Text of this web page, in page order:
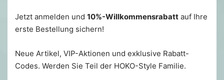
Jetzt anmelden und 10%-Willkommensrabatt auf Ihre
erste Bestellung sichern!
Neue Artikel, VIP-Aktionen und exklusive Rabatt-
Codes. Werden Sie Teil der HOKO-Style Familie.